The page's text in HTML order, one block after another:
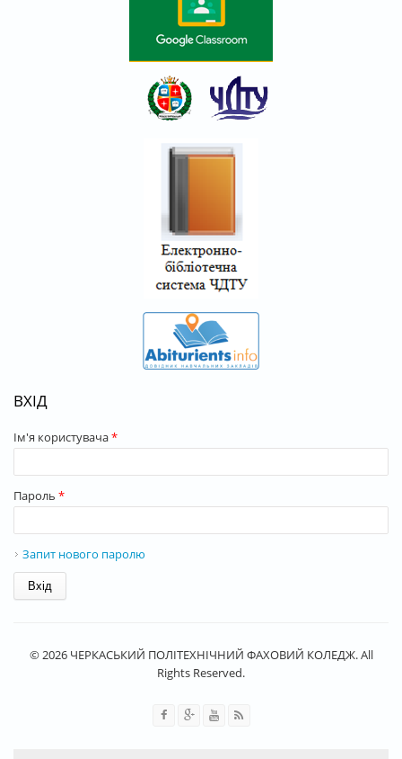
ВХІД
Ім'я користувача*
Пароль *
Запит нового паролю
© 2026 ЧЕРКАСЬКИЙ ПОЛІТЕХНІЧНИЙ ФАХОВИЙ КОЛЕДЖ. All
Rights Reserved.